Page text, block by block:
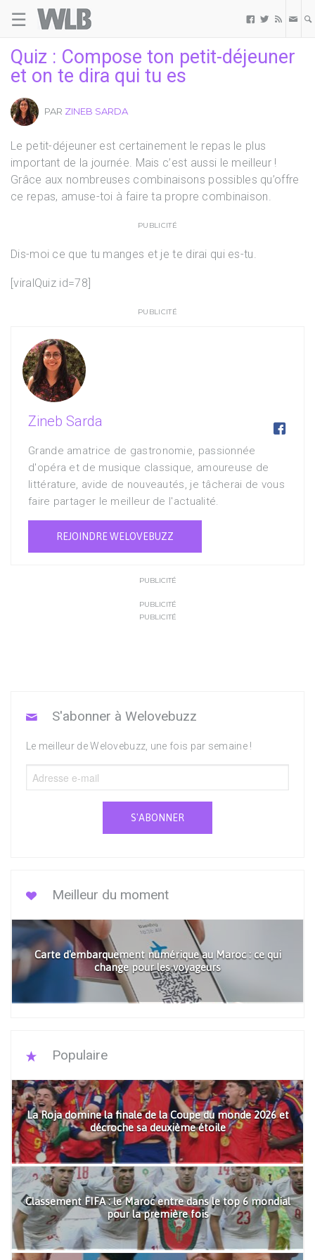
☰   
Quiz : Compose ton petit-déjeuner
et on te dira qui tu es
PAR ZINEB SARDA
Le petit-déjeuner est certainement le repas le plus
important de la journée. Mais c’est aussi le meilleur !
Grâce aux nombreuses combinaisons possibles qu’offre
ce repas, amuse-toi à faire ta propre combinaison.
PUBLICITÉ
Dis-moi ce que tu manges et je te dirai qui es-tu.
[viralQuiz id=78]
PUBLICITÉ
Zineb Sarda 
Grande amatrice de gastronomie, passionnée
d'opéra et de musique classique, amoureuse de
littérature, avide de nouveautés, je tâcherai de vous
faire partager le meilleur de l'actualité.
REJOINDRE WELOVEBUZZ
PUBLICITÉ
PUBLICITÉ
PUBLICITÉ
S'abonner à Welovebuzz
Le meilleur de Welovebuzz, une fois par semaine !
S'ABONNER
Meilleur du moment
Carte d'embarquement numérique au Maroc : ce qui
change pour les voyageurs
Populaire
La Roja domine la finale de la Coupe du monde 2026 et
décroche sa deuxième étoile
Classement FIFA : le Maroc entre dans le top 6 mondial
pour la première fois